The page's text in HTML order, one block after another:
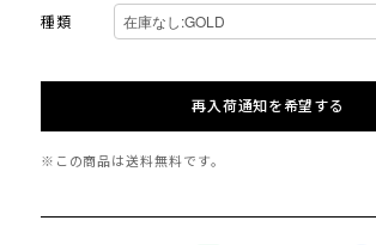
種類
再入荷通知を希望する
※この商品は送料無料です。